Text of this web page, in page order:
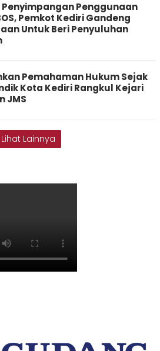
Penyimpangan Penggunaan
Pemkot Kediri Gandeng
Untuk Beri Penyuluhan
Pemahaman Hukum Sejak
Kota Kediri Rangkul Kejari
JMS
Lihat Lainnya